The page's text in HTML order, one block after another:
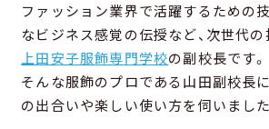
ファッション業界で活躍するための
なビジネス感覚の伝授など、次世代
上田安子服飾専門学校の副校長です。
そんな服飾のプロである山田副校長
の出合いや楽しい使い方を伺いました